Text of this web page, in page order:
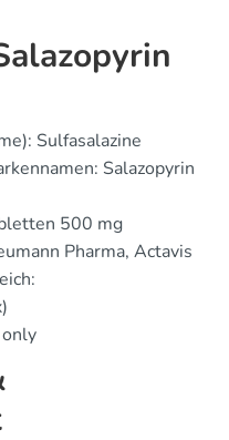
Sulfasalazine
Salazopyrin
500 mg
Pharma, Actavis